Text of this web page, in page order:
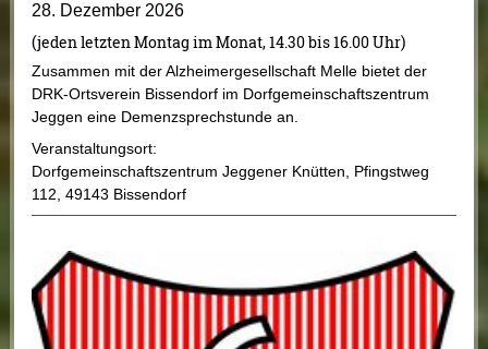
28. Dezember 2026
Veranstaltungsort:
Dorfgemeinschaftszentrum Jeggener Knütten, Pfingstweg
112, 49143 Bissendorf
(jeden letzten Montag im Monat, 14.30 bis 16.00 Uhr)
Zusammen mit der Alzheimergesellschaft Melle bietet der
DRK-Ortsverein Bissendorf im Dorfgemeinschaftszentrum
Jeggen eine Demenzsprechstunde an.